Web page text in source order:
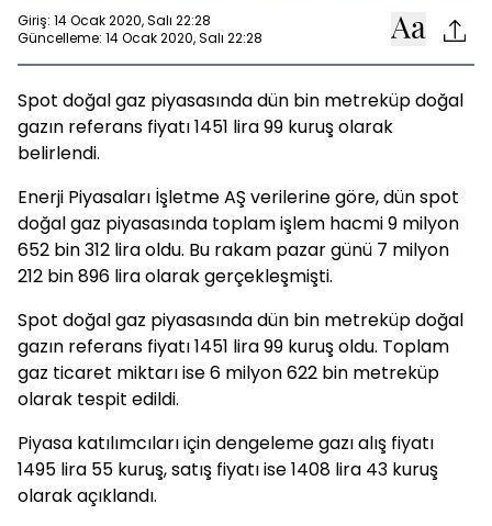
Giriş: 14 Ocak 2020, Salı 22:28
Güncelleme: 14 Ocak 2020, Salı 22:28
Spot doğal gaz piyasasında dün bin metreküp doğal
gazın referans fiyatı 1451 lira 99 kuruş olarak
belirlendi.
Enerji Piyasaları İşletme AŞ verilerine göre, dün spot
doğal gaz piyasasında toplam işlem hacmi 9 milyon
652 bin 312 lira oldu. Bu rakam pazar günü 7 milyon
212 bin 896 lira olarak gerçekleşmişti.
Spot doğal gaz piyasasında dün bin metreküp doğal
gazın referans fiyatı 1451 lira 99 kuruş oldu. Toplam
gaz ticaret miktarı ise 6 milyon 622 bin metreküp
olarak tespit edildi.
Piyasa katılımcıları için dengeleme gazı alış fiyatı
1495 lira 55 kuruş, satış fiyatı ise 1408 lira 43 kuruş
olarak açıklandı.